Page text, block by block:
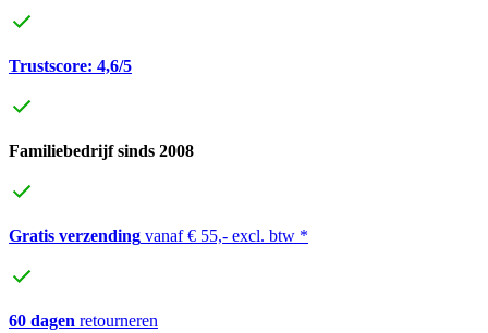
Trustscore: 4,6/5
Familiebedrijf sinds 2008
Gratis verzending vanaf € 55,- excl. btw *
60 dagen retourneren